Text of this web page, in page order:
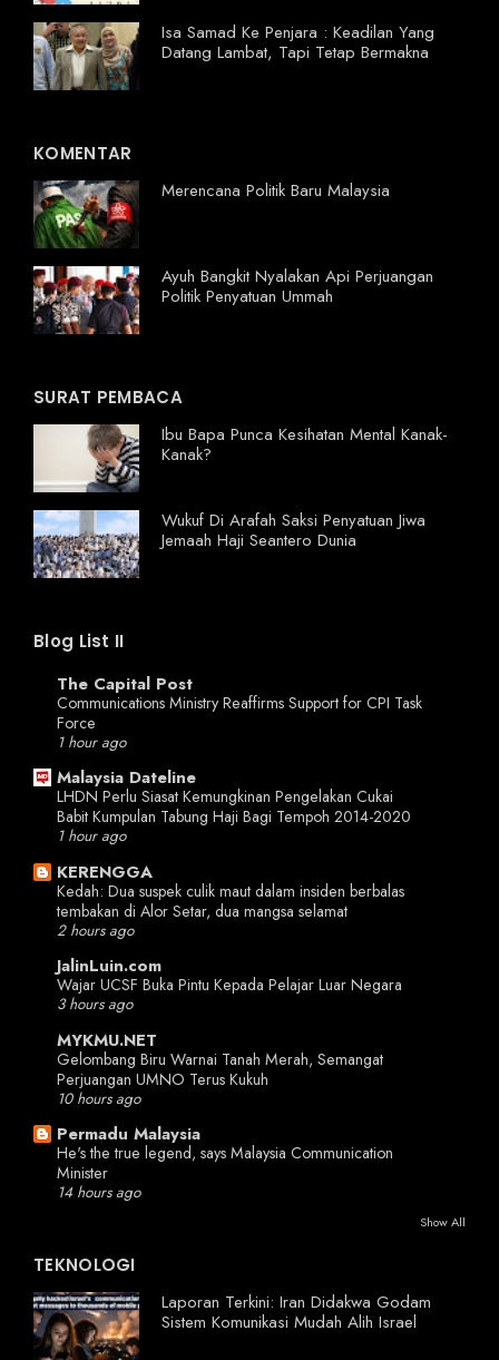
Isa Samad Ke Penjara : Keadilan Yang
Datang Lambat, Tapi Tetap Bermakna
KOMENTAR
Merencana Politik Baru Malaysia
Ayuh Bangkit Nyalakan Api Perjuangan
Politik Penyatuan Ummah
SURAT PEMBACA
Ibu Bapa Punca Kesihatan Mental Kanak-
Kanak?
Wukuf Di Arafah Saksi Penyatuan Jiwa
Jemaah Haji Seantero Dunia
Blog List II
The Capital Post
Communications Ministry Reaffirms Support for CPI Task
Force
1 hour ago
Malaysia Dateline
LHDN Perlu Siasat Kemungkinan Pengelakan Cukai
Babit Kumpulan Tabung Haji Bagi Tempoh 2014-2020
1 hour ago
KERENGGA
Kedah: Dua suspek culik maut dalam insiden berbalas
tembakan di Alor Setar, dua mangsa selamat
2 hours ago
JalinLuin.com
Wajar UCSF Buka Pintu Kepada Pelajar Luar Negara
3 hours ago
MYKMU.NET
Gelombang Biru Warnai Tanah Merah, Semangat
Perjuangan UMNO Terus Kukuh
10 hours ago
Permadu Malaysia
He's the true legend, says Malaysia Communication
Minister
14 hours ago
Show All
TEKNOLOGI
Laporan Terkini: Iran Didakwa Godam
Sistem Komunikasi Mudah Alih Israel